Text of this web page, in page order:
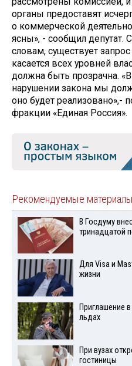
органы предоставят
о коммерческой
ясны», - сообщил депутат.
словам, существует
касается всех уровней
должна быть прозрачна.
нарушении закона мы
оно будет реализовано»,-
фракции «Единая Россия».
Рекомендуемые материалы
В Госдуму
тринадцатой
Для Visа и
жизни
Приглашение
льдах
При вузах
гостиницы